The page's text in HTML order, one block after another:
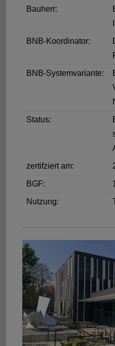
Bauherr:
BNB-Koordinator:
BNB-Systemvariante:
Status:
zertifziert am:
BGF:
Nutzung: